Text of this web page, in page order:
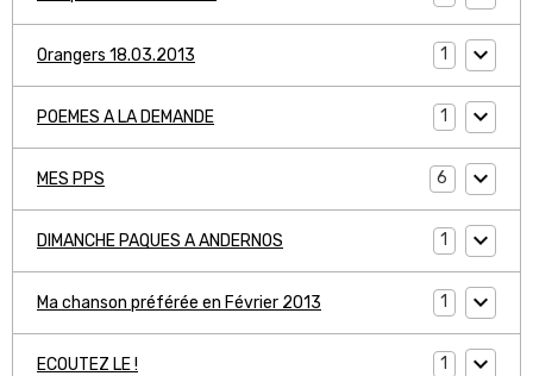
Orangers 18.03.2013 1
POEMES A LA DEMANDE 1
MES PPS 6
DIMANCHE PAQUES A ANDERNOS 1
Ma chanson préférée en Février 2013 1
ECOUTEZ LE ! 1